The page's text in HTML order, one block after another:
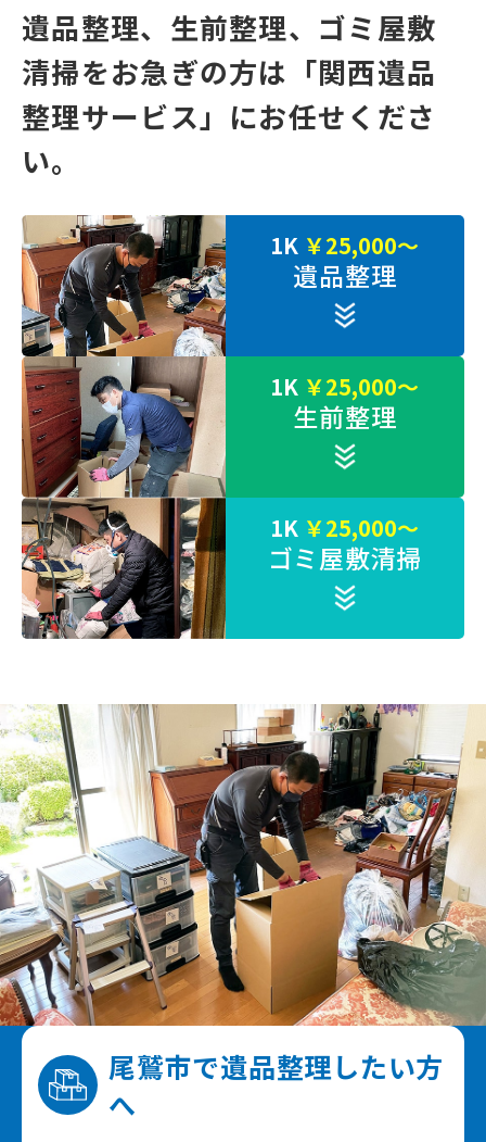
遺品整理、⽣前整理、ゴミ屋敷
清掃をお急ぎの⽅は 「関⻄遺品
整理サービス」にお任せくださ
い。
1K ￥25,000～
遺品整理
1K ￥25,000～
生前整理
1K ￥25,000～
ゴミ屋敷清掃
尾鷲市で遺品整理したい⽅
へ